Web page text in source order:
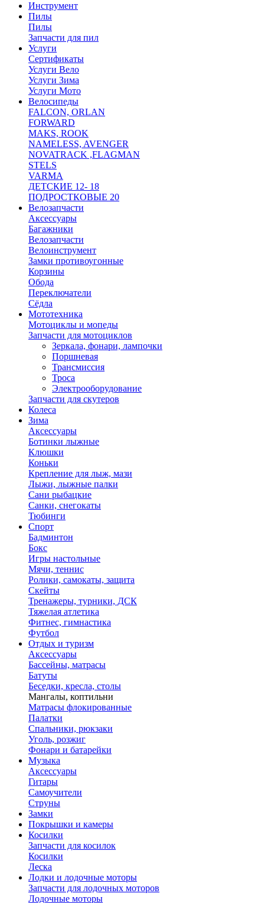
Инструмент
Пилы
Пилы
Запчасти для пил
Услуги
Сертификаты
Услуги Вело
Услуги Зима
Услуги Мото
Велосипеды
FALCON, ORLAN
FORWARD
MAKS, ROOK
NAMELESS, AVENGER
NOVATRACK ,FLAGMAN
STELS
VARMA
ДЕТСКИЕ 12- 18
ПОДРОСТКОВЫЕ 20
Велозапчасти
Аксессуары
Багажники
Велозапчасти
Велоинструмент
Замки противоугонные
Корзины
Обода
Переключатели
Сёдла
Мототехника
Мотоциклы и мопеды
Запчасти для мотоциклов
Зеркала, фонари, лампочки
Поршневая
Трансмиссия
Троса
Электрооборудование
Запчасти для скутеров
Колеса
Зима
Аксессуары
Ботинки лыжные
Клюшки
Коньки
Крепление для лыж, мази
Лыжи, лыжные палки
Сани рыбацкие
Санки, снегокаты
Тюбинги
Спорт
Бадминтон
Бокс
Игры настольные
Мячи, теннис
Ролики, самокаты, защита
Скейты
Тренажеры, турники, ДСК
Тяжелая атлетика
Фитнес, гимнастика
Футбол
Отдых и туризм
Аксессуары
Бассейны, матрасы
Батуты
Беседки, кресла, столы
Мангалы, коптильни
Матрасы флокированные
Палатки
Спальники, рюкзаки
Уголь, розжиг
Фонари и батарейки
Музыка
Аксессуары
Гитары
Самоучители
Струны
Замки
Покрышки и камеры
Косилки
Запчасти для косилок
Косилки
Леска
Лодки и лодочные моторы
Запчасти для лодочных моторов
Лодочные моторы